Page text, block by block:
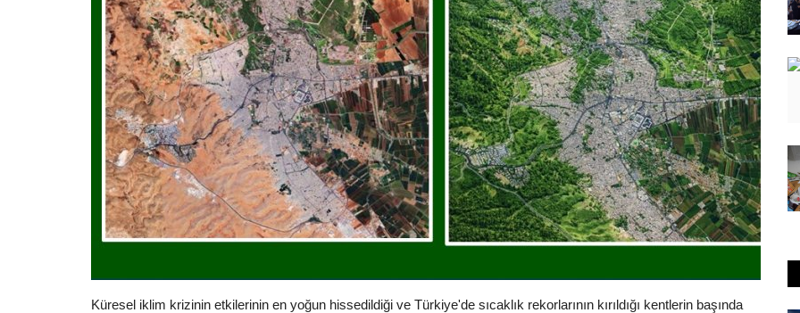
Küresel iklim krizinin etkilerinin en yoğun hissedildiği ve Türkiye'de sıcaklık rekorlarının kırıldığı kentlerin başında